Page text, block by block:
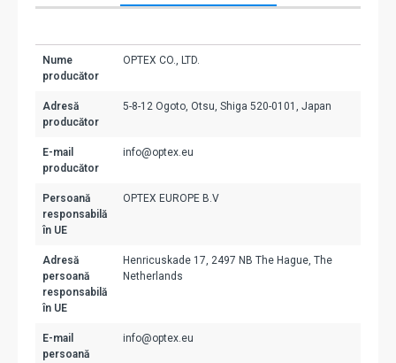
Nume
producător
OPTEX CO., LTD.
Adresă
producător
5-8-12 Ogoto, Otsu, Shiga 520-0101, Japan
E-mail
producător
info@optex.eu
Persoană
responsabilă
în UE
OPTEX EUROPE B.V
Adresă
persoană
responsabilă
în UE
Henricuskade 17, 2497 NB The Hague, The
Netherlands
E-mail
persoană
info@optex.eu